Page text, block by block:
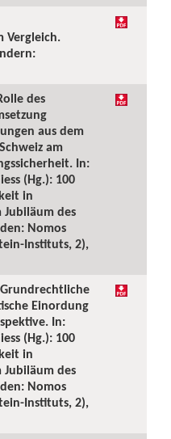
Vergleich.
des
aus dem
am
In:
(Hg.): 100
in
Jubiläum des
Nomos
Instituts, 2),
Einordung
In:
(Hg.): 100
in
Jubiläum des
Nomos
Instituts, 2),